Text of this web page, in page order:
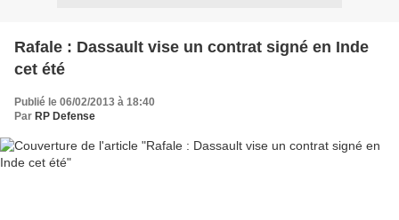
Rafale : Dassault vise un contrat signé en Inde
cet été
Publié le 06/02/2013 à 18:40
Par RP Defense